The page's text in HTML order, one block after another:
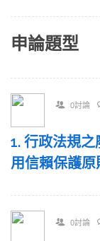
申論題型
0討論
1. 行政法規
用信賴保護原
0討論